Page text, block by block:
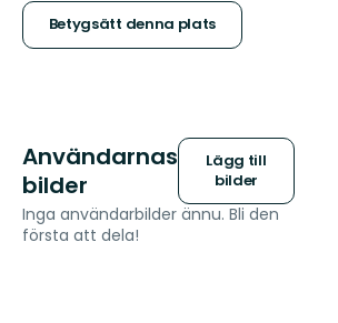
stjärnor
Betygsätt denna plats
Användarnas
bilder
Lägg till
bilder
Inga användarbilder ännu. Bli den
första att dela!